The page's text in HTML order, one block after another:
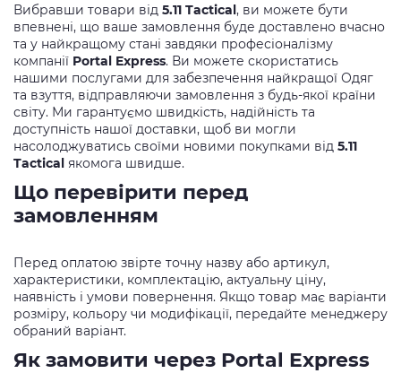
Вибравши товари від 5.11 Tactical, ви можете бути
впевнені, що ваше замовлення буде доставлено вчасно
та у найкращому стані завдяки професіоналізму
компанії Portal Express. Ви можете скористатись
нашими послугами для забезпечення найкращої Одяг
та взуття, відправляючи замовлення з будь-якої країни
світу. Ми гарантуємо швидкість, надійність та
доступність нашої доставки, щоб ви могли
насолоджуватись своїми новими покупками від 5.11
Tactical якомога швидше.
Що перевірити перед
замовленням
Перед оплатою звірте точну назву або артикул,
характеристики, комплектацію, актуальну ціну,
наявність і умови повернення. Якщо товар має варіанти
розміру, кольору чи модифікації, передайте менеджеру
обраний варіант.
Як замовити через Portal Express